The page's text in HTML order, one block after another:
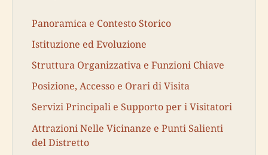
Panoramica e Contesto Storico
Istituzione ed Evoluzione
Struttura Organizzativa e Funzioni Chiave
Posizione, Accesso e Orari di Visita
Servizi Principali e Supporto per i Visitatori
Attrazioni Nelle Vicinanze e Punti Salienti
del Distretto